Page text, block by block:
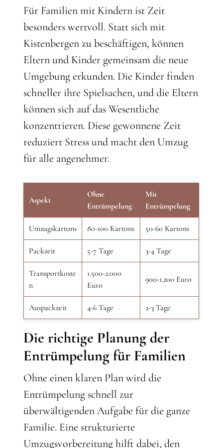
Für Familien mit Kindern ist Zeit
besonders wertvoll. Statt sich mit
Kistenbergen zu beschäftigen, können
Eltern und Kinder gemeinsam die neue
Umgebung erkunden. Die Kinder finden
schneller ihre Spielsachen, und die Eltern
können sich auf das Wesentliche
konzentrieren. Diese gewonnene Zeit
reduziert Stress und macht den Umzug
für alle angenehmer.
Aspekt
Ohne
Entrümpelung
Mit
Entrümpelung
Umzugskartons 80-100 Kartons 50-60 Kartons
Packzeit 5-7 Tage 3-4 Tage
Transportkoste
n
1.500-2.000
Euro
900-1.200 Euro
Auspackzeit 4-6 Tage 2-3 Tage
Die richtige Planung der
Entrümpelung für Familien
Ohne einen klaren Plan wird die
Entrümpelung schnell zur
überwältigenden Aufgabe für die ganze
Familie. Eine strukturierte
Umzugsvorbereitung hilft dabei, den